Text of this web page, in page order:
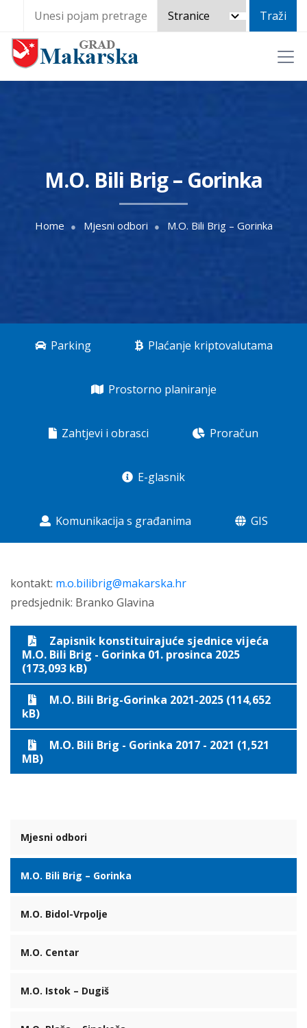
M.O. Bili Brig – Gorinka
Home Mjesni odbori M.O. Bili Brig – Gorinka
Parking Plaćanje kriptovalutama
Prostorno planiranje
Zahtjevi i obrasci Proračun
E-glasnik
Komunikacija s građanima GIS
kontakt: m.o.bilibrig@makarska.hr
predsjednik: Branko Glavina
Zapisnik konstituirajuće sjednice vijeća
M.O. Bili Brig - Gorinka 01. prosinca 2025
(173,093 kB)
M.O. Bili Brig-Gorinka 2021-2025 (114,652
kB)
M.O. Bili Brig - Gorinka 2017 - 2021 (1,521
MB)
Mjesni odbori
M.O. Bili Brig – Gorinka
M.O. Bidol-Vrpolje
M.O. Centar
M.O. Istok – Dugiš